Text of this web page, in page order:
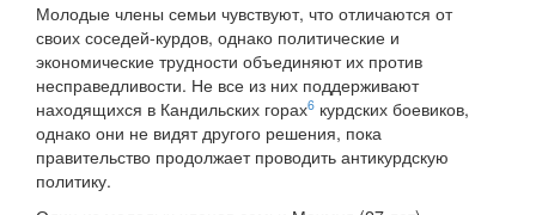
Молодые члены семьи чувствуют, что отличаются от
своих соседей-курдов, однако политические и
экономические трудности объединяют их против
несправедливости. Не все из них поддерживают
находящихся в Кандильских горах6 курдских боевиков,
однако они не видят другого решения, пока
правительство продолжает проводить антикурдскую
политику.